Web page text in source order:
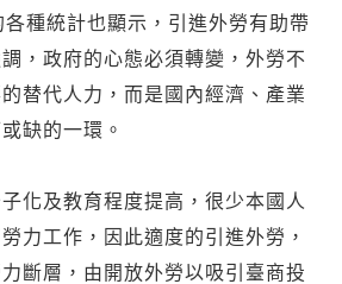
種統計也顯示，引進外勞有助帶
，政府的心態必須轉變，外勞不
替代人力，而是國內經濟、產業
缺的一環。
化及教育程度提高，很少本國人
力工作，因此適度的引進外勞，
斷層，由開放外勞以吸引臺商投